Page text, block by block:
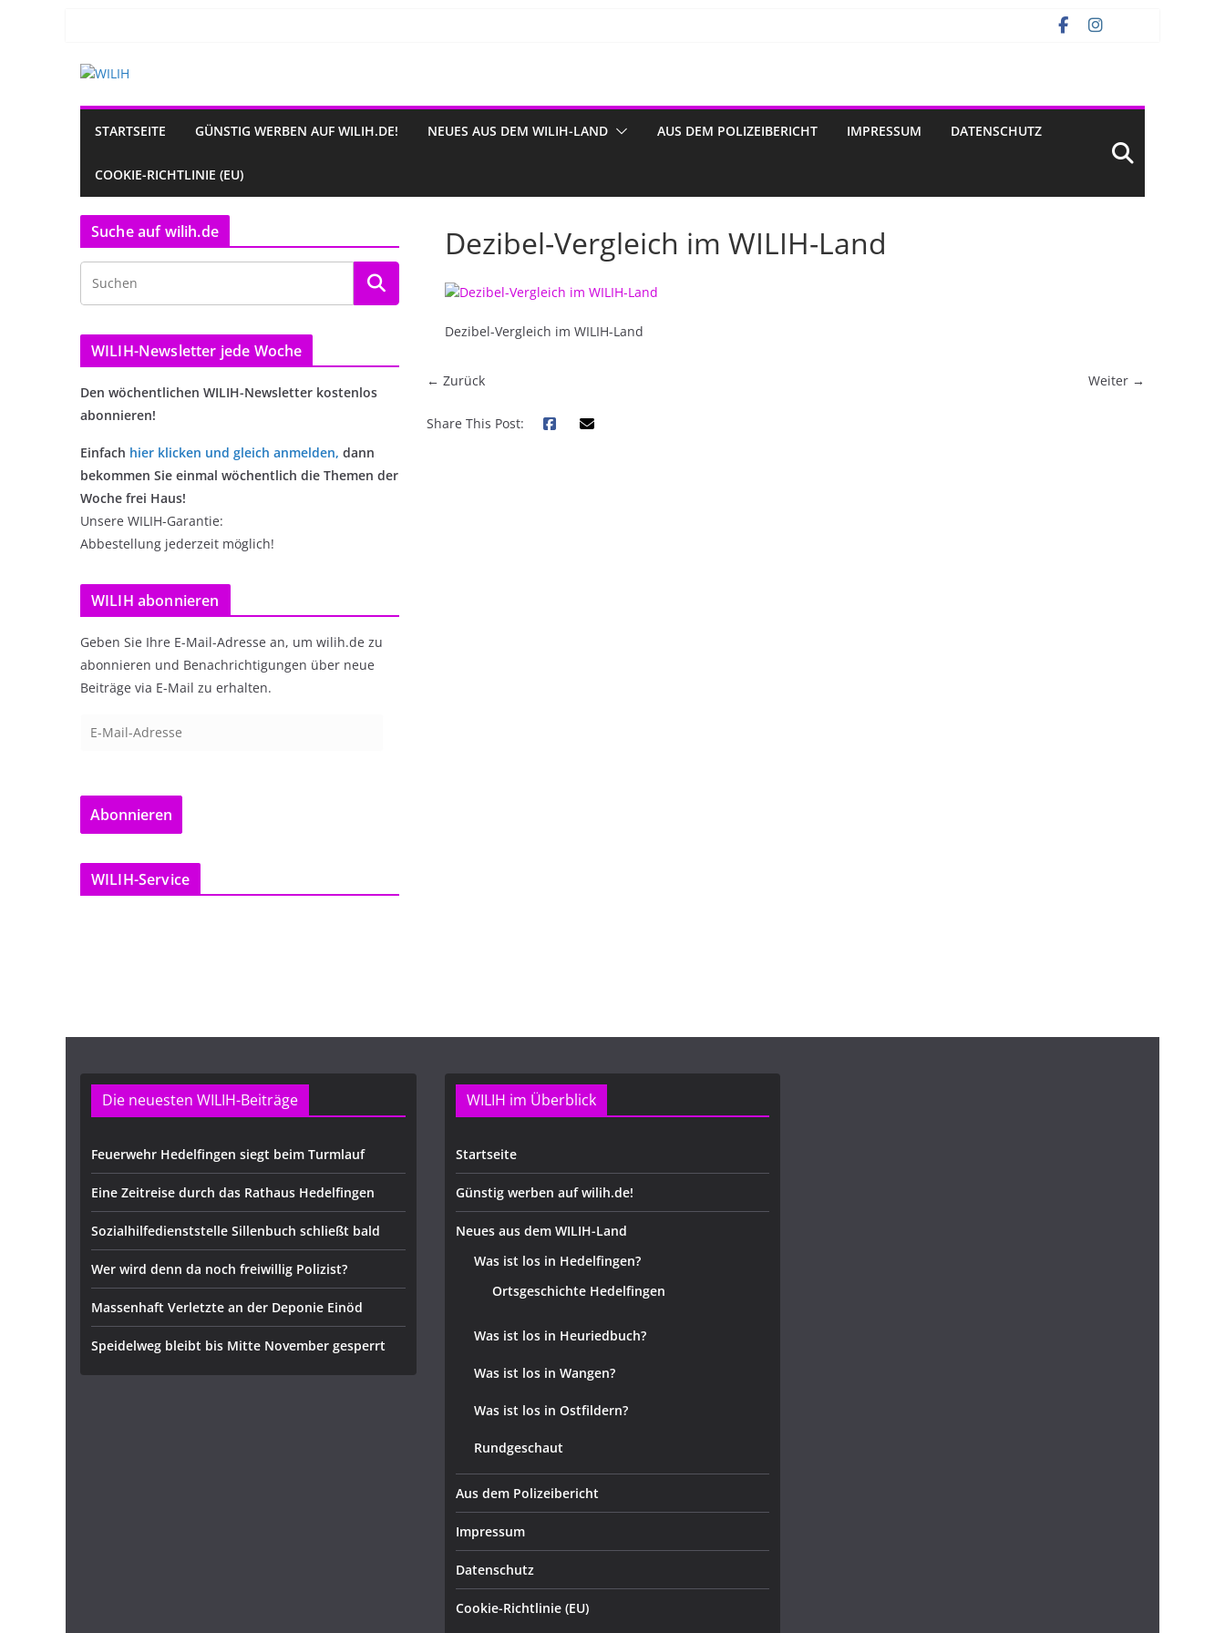
STARTSEITE GÜNSTIG WERBEN AUF WILIH.DE! NEUES AUS DEM WILIH-LAND AUS DEM POLIZEIBERICHT IMPRESSUM DATENSCHUTZ
COOKIE-RICHTLINIE (EU)
Dezibel-Vergleich im WILIH-Land
Dezibel-Vergleich im WILIH-Land
← Zurück Weiter →
Share This Post:
Suche auf wilih.de
WILIH-Newsletter jede Woche
Den wöchentlichen WILIH-Newsletter kostenlos
abonnieren!
Einfach hier klicken und gleich anmelden, dann
bekommen Sie einmal wöchentlich die Themen der
Woche frei Haus!
Unsere WILIH-Garantie:
Abbestellung jederzeit möglich!
WILIH abonnieren
Geben Sie Ihre E-Mail-Adresse an, um wilih.de zu
abonnieren und Benachrichtigungen über neue
Beiträge via E-Mail zu erhalten.
a
l
-
Abonnieren
WILIH-Service
Die neuesten WILIH-Beiträge
Feuerwehr Hedelfingen siegt beim Turmlauf
Eine Zeitreise durch das Rathaus Hedelfingen
Sozialhilfedienststelle Sillenbuch schließt bald
Wer wird denn da noch freiwillig Polizist?
Massenhaft Verletzte an der Deponie Einöd
Speidelweg bleibt bis Mitte November gesperrt
WILIH im Überblick
Startseite
Günstig werben auf wilih.de!
Neues aus dem WILIH-Land
Was ist los in Hedelfingen?
Ortsgeschichte Hedelfingen
Was ist los in Heuriedbuch?
Was ist los in Wangen?
Was ist los in Ostfildern?
Rundgeschaut
Aus dem Polizeibericht
Impressum
Datenschutz
Cookie-Richtlinie (EU)